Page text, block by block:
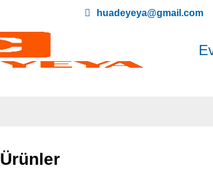
huadeyeya@gmail.com
Ürünler